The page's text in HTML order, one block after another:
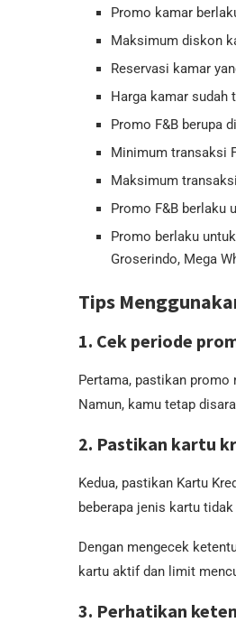
Promo kamar
Maksimum diskon
Reservasi kamar
Harga kamar sudah
Promo F&B berupa
Minimum transaksi
Maksimum
Promo F&B berlaku
Promo berlaku
Groserindo, Mega
Tips
1. Cek periode
Pertama, pastikan
Namun, kamu tetap
2. Pastikan kartu
Kedua, pastikan Kartu
beberapa jenis kartu
Dengan mengecek
kartu aktif dan limit
3. Perhatikan